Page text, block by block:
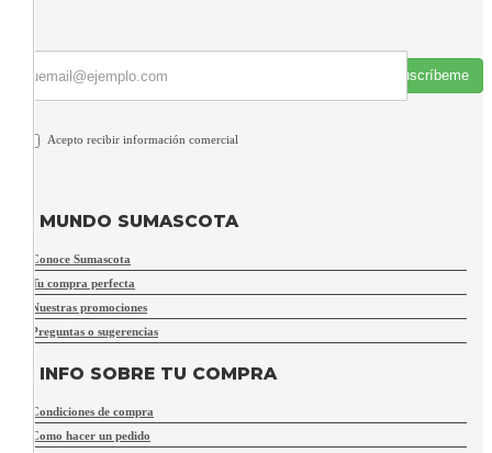
Suscríbeme
Acepto recibir información comercial
MUNDO SUMASCOTA
Conoce Sumascota
Tu compra perfecta
Nuestras promociones
Preguntas o sugerencias
INFO SOBRE TU COMPRA
Condiciones de compra
Como hacer un pedido